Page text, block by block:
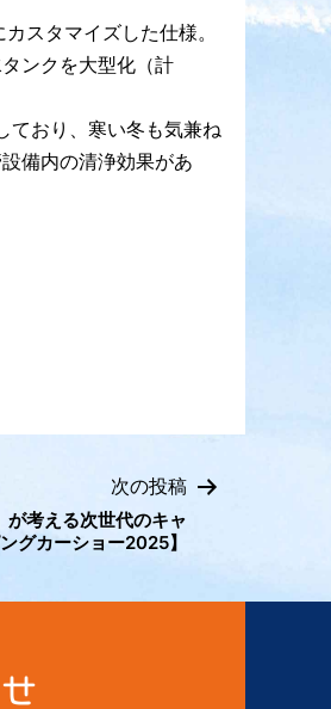
スタマイズした仕様。
ンクを大型化（計
ており、寒い冬も気兼ね
備内の清浄効果があ
次の投稿
考える次世代のキャ
グカーショー2025】